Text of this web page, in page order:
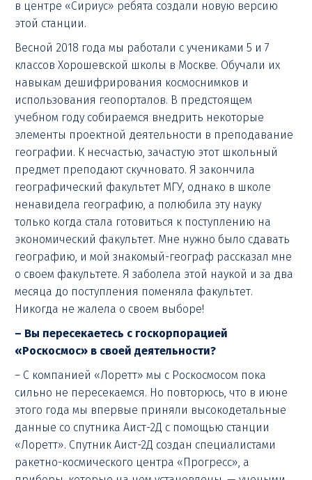
в центре «Сириус» ребята создали новую версию
этой станции.
Весной 2018 года мы работали с учениками 5 и 7
классов Хорошевской школы в Москве. Обучали их
навыкам дешифрирования космоснимков и
использования геопорталов. В предстоящем
учебном году собираемся внедрить некоторые
элементы проектной деятельности в преподавание
географии. К несчастью, зачастую этот школьный
предмет преподают скучновато. Я закончила
географический факультет МГУ, однако в школе
ненавидела географию, а полюбила эту науку
только когда стала готовиться к поступлению на
экономический факультет. Мне нужно было сдавать
географию, и мой знакомый-географ рассказал мне
о своем факультете. Я заболела этой наукой и за два
месяца до поступления поменяла факультет.
Никогда не жалела о своем выборе!
– Вы пересекаетесь с госкорпорацией
«Роскосмос» в своей деятельности?
– С компанией «Лоретт» мы с Роскосмосом пока
сильно не пересекаемся. Но повторюсь, что в июне
этого года мы впервые приняли высокодетальные
данные со спутника Аист-2Д с помощью станции
«Лоретт». Спутник Аист-2Д создан специалистами
ракетно-космического центра «Прогресс», а